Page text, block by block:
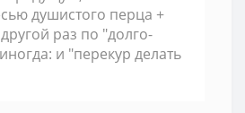
душистого перца +
раз по "долго-
и "перекур делать